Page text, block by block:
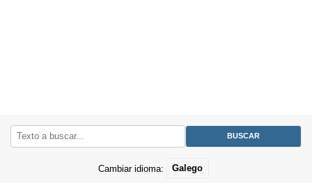
Cambiar idioma: Galego